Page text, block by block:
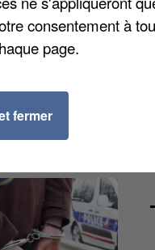
violenté
consentement à
page.
fermer